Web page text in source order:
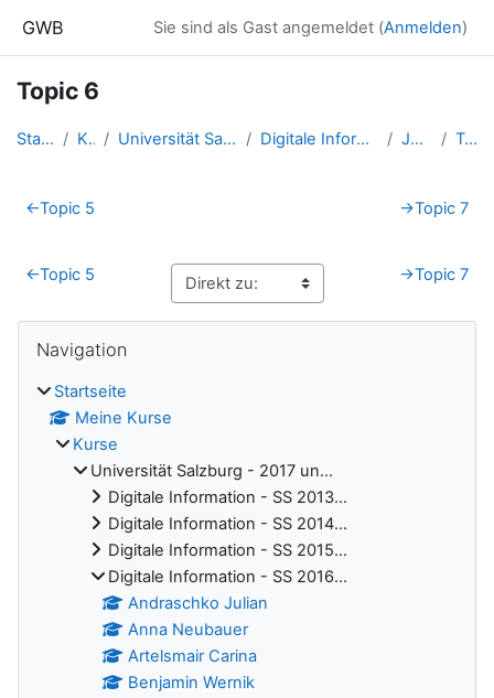
GWB Sie sind als Gast angemeldet (Anmelden)
Topic 6
Startseite Kurse Universität Salzburg - 2017 un... Digitale Information - SS 2016... Jonsered Topic 6
Abschnittsübersicht
←Topic 5 →Topic 7
←Topic 5 →Topic 7
Navigation
Startseite
Meine Kurse
Kurse
Universität Salzburg - 2017 un...
Digitale Information - SS 2013...
Digitale Information - SS 2014...
Digitale Information - SS 2015...
Digitale Information - SS 2016...
Andraschko Julian
Anna Neubauer
Artelsmair Carina
Benjamin Wernik